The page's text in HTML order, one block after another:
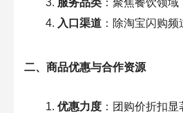
服务品类：聚焦餐饮领域
入口渠道：除淘宝闪购频
二、商品优惠与合作资源
优惠力度：团购价折扣显